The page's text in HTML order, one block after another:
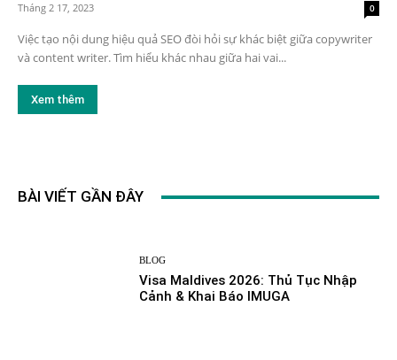
Tháng 2 17, 2023 0
Việc tạo nội dung hiệu quả SEO đòi hỏi sự khác biệt giữa copywriter
và content writer. Tìm hiểu khác nhau giữa hai vai...
Xem thêm
BÀI VIẾT GẦN ĐÂY
BLOG
Visa Maldives 2026: Thủ Tục Nhập
Cảnh & Khai Báo IMUGA